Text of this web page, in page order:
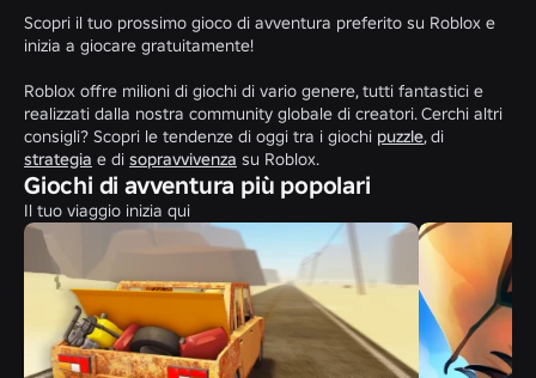
Scopri il tuo prossimo gioco di avventura preferito su Roblox e
inizia a giocare gratuitamente!
Roblox offre milioni di giochi di vario genere, tutti fantastici e
realizzati dalla nostra community globale di creatori. Cerchi altri
consigli? Scopri le tendenze di oggi tra i giochi puzzle, di
strategia e di sopravvivenza su Roblox.
Giochi di avventura più popolari
Il tuo viaggio inizia qui